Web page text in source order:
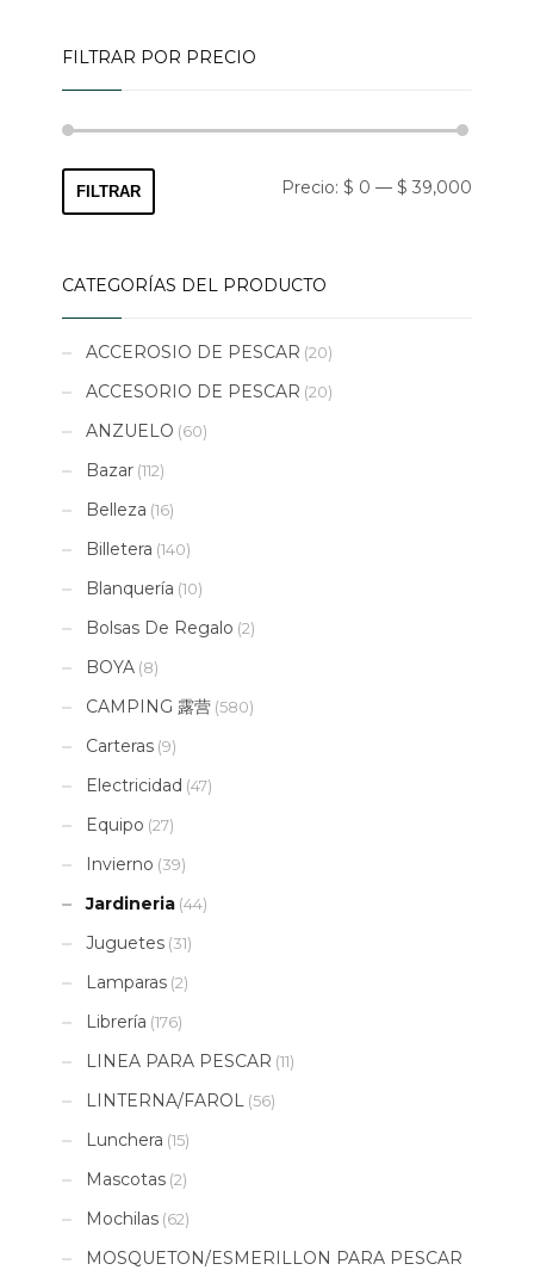
FILTRAR POR PRECIO
Precio
Precio
FILTRAR Precio: $ 0 — $ 39,000
CATEGORÍAS DEL PRODUCTO
ACCEROSIO DE PESCAR (20)
ACCESORIO DE PESCAR (20)
ANZUELO (60)
Bazar (112)
Belleza (16)
Billetera (140)
Blanquería (10)
Bolsas De Regalo (2)
BOYA (8)
CAMPING 露营 (580)
Carteras (9)
Electricidad (47)
Equipo (27)
Invierno (39)
Jardineria (44)
Juguetes (31)
Lamparas (2)
Librería (176)
LINEA PARA PESCAR (11)
LINTERNA/FAROL (56)
Lunchera (15)
Mascotas (2)
Mochilas (62)
MOSQUETON/ESMERILLON PARA PESCAR